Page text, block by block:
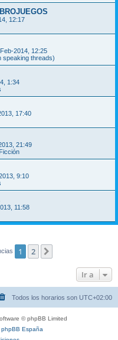
12:17
2014, 12:25
speaking threads)
1:34
17:40
21:49
9:10
11:58
1 2
Ir a
Todos los horarios son UTC+02:00
© phpBB Limited
phpBB España